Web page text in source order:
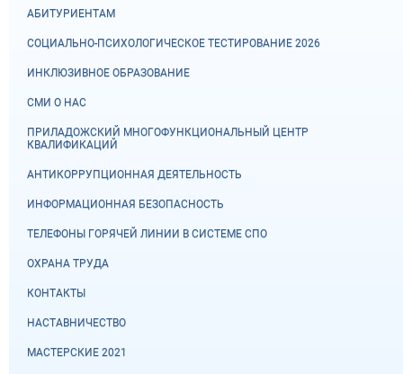
АБИТУРИЕНТАМ
СОЦИАЛЬНО-ПСИХОЛОГИЧЕСКОЕ ТЕСТИРОВАНИЕ 2026
ИНКЛЮЗИВНОЕ ОБРАЗОВАНИЕ
СМИ О НАС
ПРИЛАДОЖСКИЙ МНОГОФУНКЦИОНАЛЬНЫЙ ЦЕНТР
КВАЛИФИКАЦИЙ
АНТИКОРРУПЦИОННАЯ ДЕЯТЕЛЬНОСТЬ
ИНФОРМАЦИОННАЯ БЕЗОПАСНОСТЬ
ТЕЛЕФОНЫ ГОРЯЧЕЙ ЛИНИИ В СИСТЕМЕ СПО
ОХРАНА ТРУДА
КОНТАКТЫ
НАСТАВНИЧЕСТВО
МАСТЕРСКИЕ 2021